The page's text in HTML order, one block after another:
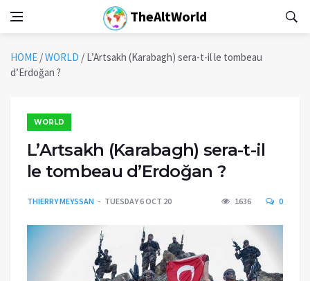
TheAltWorld
HOME /WORLD / L’Artsakh (Karabagh) sera-t-il le tombeau
d’Erdoğan ?
WORLD
L’Artsakh (Karabagh) sera-t-il
le tombeau d’Erdoğan ?
THIERRY MEYSSAN TUESDAY 6 OCT 20 1636 0